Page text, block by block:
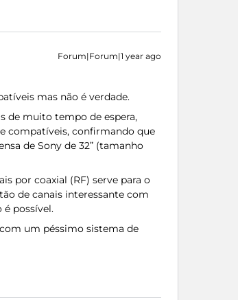
Forum|Forum|1 year ago
mas não é verdade.
de muito tempo de espera,
compatíveis, confirmando que
de Sony de 32” (tamanho
por coaxial (RF) serve para o
de canais interessante com
é possível.
um péssimo sistema de